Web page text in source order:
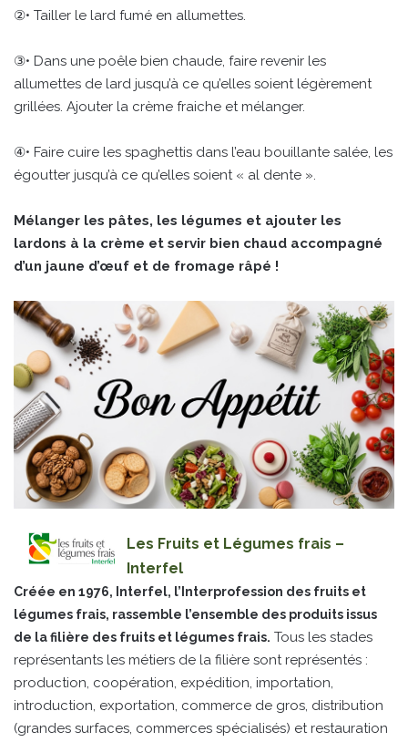
②• Tailler le lard fumé en allumettes.
③• Dans une poêle bien chaude, faire revenir les
allumettes de lard jusqu’à ce qu’elles soient légèrement
grillées. Ajouter la crème fraiche et mélanger.
④• Faire cuire les spaghettis dans l’eau bouillante salée, les
égoutter jusqu’à ce qu’elles soient « al dente ».
Mélanger les pâtes, les légumes et ajouter les
lardons à la crème et servir bien chaud accompagné
d’un jaune d’œuf et de fromage râpé !
Les Fruits et Légumes frais –
Interfel
Créée en 1976, Interfel, l’Interprofession des fruits et
légumes frais, rassemble l’ensemble des produits issus
de la filière des fruits et légumes frais. Tous les stades
représentants les métiers de la filière sont représentés :
production, coopération, expédition, importation,
introduction, exportation, commerce de gros, distribution
(grandes surfaces, commerces spécialisés) et restauration